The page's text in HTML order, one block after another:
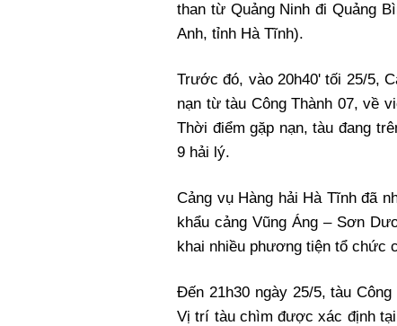
than từ Quảng Ninh đi Quảng
Anh, tỉnh Hà Tĩnh).
Trước đó, vào 20h40' tối 25/5,
nạn từ tàu Công Thành 07, về
Thời điểm gặp nạn, tàu đang
9 hải lý.
Cảng vụ Hàng hải Hà Tĩnh đã
khẩu cảng Vũng Áng – Sơn
khai nhiều phương tiện tổ chức
Đến 21h30 ngày 25/5, tàu
Vị trí tàu chìm được xác định tại